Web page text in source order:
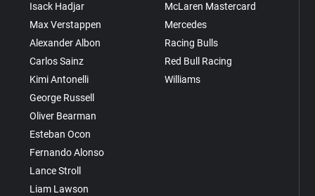
Isack Hadjar
Max Verstappen
Alexander Albon
Carlos Sainz
Kimi Antonelli
George Russell
Oliver Bearman
Esteban Ocon
Fernando Alonso
Lance Stroll
Liam Lawson
McLaren Mastercard
Mercedes
Racing Bulls
Red Bull Racing
Williams